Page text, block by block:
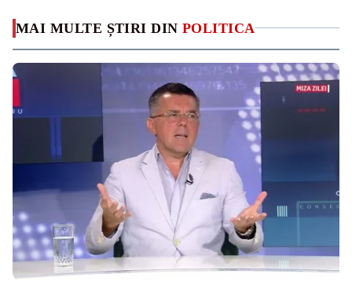
MAI MULTE ȘTIRI DIN POLITICA